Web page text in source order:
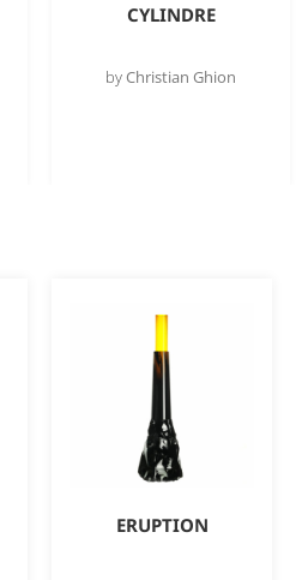
CYLINDRE
byChristian Ghion
ERUPTION